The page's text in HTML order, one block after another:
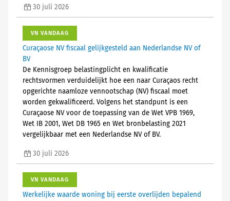
30 juli 2026
VN VANDAAG
Curaçaose NV fiscaal gelijkgesteld aan Nederlandse NV of
BV
De Kennisgroep belastingplicht en kwalificatie
rechtsvormen verduidelijkt hoe een naar Curaçaos recht
opgerichte naamloze vennootschap (NV) fiscaal moet
worden gekwalificeerd. Volgens het standpunt is een
Curaçaose NV voor de toepassing van de Wet VPB 1969,
Wet IB 2001, Wet DB 1965 en Wet bronbelasting 2021
vergelijkbaar met een Nederlandse NV of BV.
30 juli 2026
VN VANDAAG
Werkelijke waarde woning bij eerste overlijden bepalend